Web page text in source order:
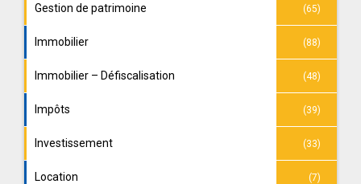
Gestion de patrimoine (65)
Immobilier (88)
Immobilier – Défiscalisation (48)
Impôts (39)
Investissement (33)
Location (7)